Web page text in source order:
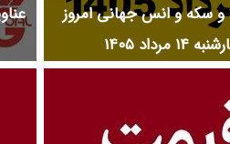
سکه و انس جهانی امروز
مرداد ۱۴۰۵